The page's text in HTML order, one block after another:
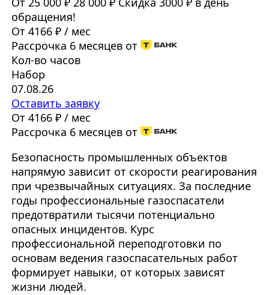
обращения!
От 4166 ₽ / мес
Рассрочка 6 месяцев от
Кол-во часов
Набор
07.08.26
Оставить заявку
От 4166 ₽ / мес
Рассрочка 6 месяцев от
Безопасность промышленных объектов
напрямую зависит от скорости реагирования
при чрезвычайных ситуациях. За последние
годы профессиональные газоспасатели
предотвратили тысячи потенциально
опасных инцидентов. Курс
профессиональной переподготовки по
основам ведения газоспасательных работ
формирует навыки, от которых зависят
жизни людей.